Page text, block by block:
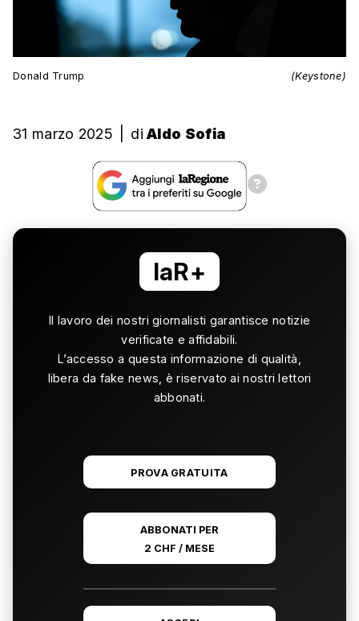
Donald Trump (Keystone)
31 marzo 2025 di Aldo Sofia
laR+
Il lavoro dei nostri giornalisti garantisce notizie
verificate e affidabili.
L’accesso a questa informazione di qualità,
libera da fake news, è riservato ai nostri lettori
abbonati.
PROVA GRATUITA
ABBONATI PER
2 CHF / MESE